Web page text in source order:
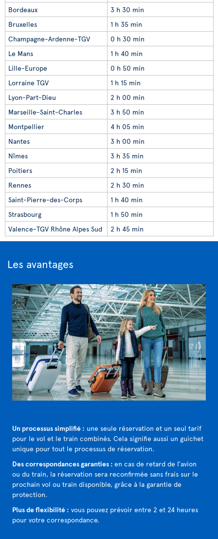
Bordeaux
3 h 30 min
Bruxelles
1 h 35 min
Champagne-Ardenne-TGV
0 h 30 min
Le Mans
1 h 40 min
Lille-Europe
0 h 50 min
Lorraine TGV
1 h 15 min
Lyon-Part-Dieu
2 h 00 min
Marseille-Saint-Charles
3 h 50 min
Montpellier
4 h 05 min
Nantes
3 h 00 min
Nîmes
3 h 35 min
Poitiers
2 h 15 min
Rennes
2 h 30 min
Saint-Pierre-des-Corps
1 h 40 min
Strasbourg
1 h 50 min
Valence-TGV Rhône Alpes Sud
2 h 45 min
Les avantages
Un processus simplifié : une seule réservation et un seul tarif
pour le vol et le train combinés. Cela signifie aussi un guichet
unique pour tout le processus de réservation.
Des correspondances garanties : en cas de retard de l’avion
ou du train, la réservation sera reconfirmée sans frais sur le
prochain vol ou train disponible, grâce à la garantie de
protection.
Plus de flexibilité : vous pouvez prévoir entre 2 et 24 heures
pour votre correspondance.